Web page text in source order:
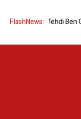
FlashNews:
Ben Gharbia